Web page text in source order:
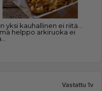
Vastattu 1v